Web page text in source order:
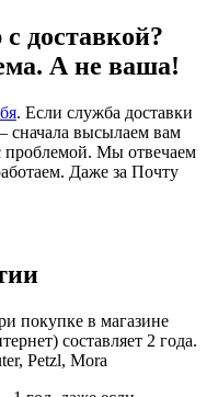
доставкой?
А не ваша!
. Если служба доставки
сначала высылаем вам
проблемой. Мы отвечаем
Даже за Почту
покупке в магазине
составляет 2 года.
Petzl, Mora